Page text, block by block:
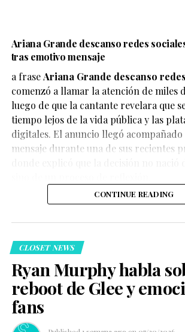
Ariana Grande descanso redes
tras emotivo mensaje
a fraseAriana Grande descanso
comenzó a llamar la atención de miles
luego de que la cantante revelara que
tiempo lejos de la vida pública y las
digitales. El anuncio llegó
mensaje durante una de sus recientes
CONTINUE READING
CLOSET NEWS
Ryan Murphy habla
reboot de Glee y
fans